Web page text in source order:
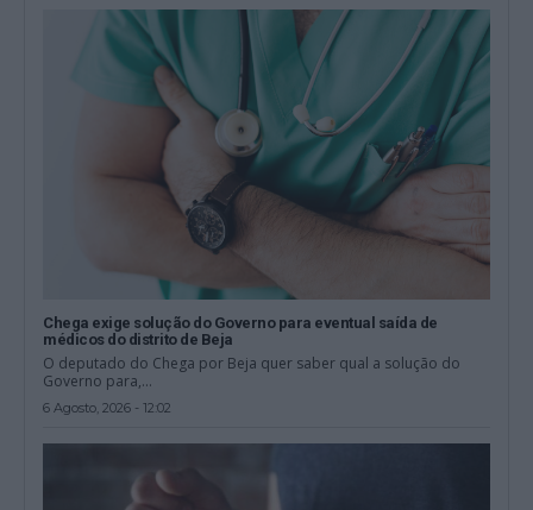
Chega exige solução do Governo para eventual saída de
médicos do distrito de Beja
O deputado do Chega por Beja quer saber qual a solução do
Governo para,...
6 Agosto, 2026 - 12:02